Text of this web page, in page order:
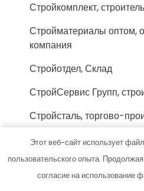
Стройкомплект,
Стройматериалы оптом,
компания
Стройотдел, Склад
СтройСервис Групп,
Стройсталь, торгово-
компания
СтройСфера,
Сувир, строительная
Этот веб-сайт использует
пользовательского опыта.
согласие на использование